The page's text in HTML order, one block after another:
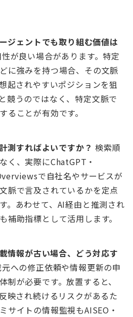
ジェントでも取り組む価値は
が良い場合があります。特定
に強みを持つ場合、その文脈
起されやすいポジションを狙
競うのではなく、特定文脈で
ることが有効です。
測すればよいですか？ 検索順
く、実際にChatGPT・
で自社名やサービスが
脈で言及されているかを定点
。あわせて、AI経由と推測され
補助指標として活用します。
情報が古い場合、どう対応す
への修正依頼や情報更新の申
制が必要です。放置すると、
映され続けるリスクがあるた
サイトの情報監視もAISEO・